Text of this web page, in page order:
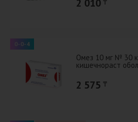
2 010
0-0-4
Омез 10 мг № 30
кишечнораст
2 575 ₸